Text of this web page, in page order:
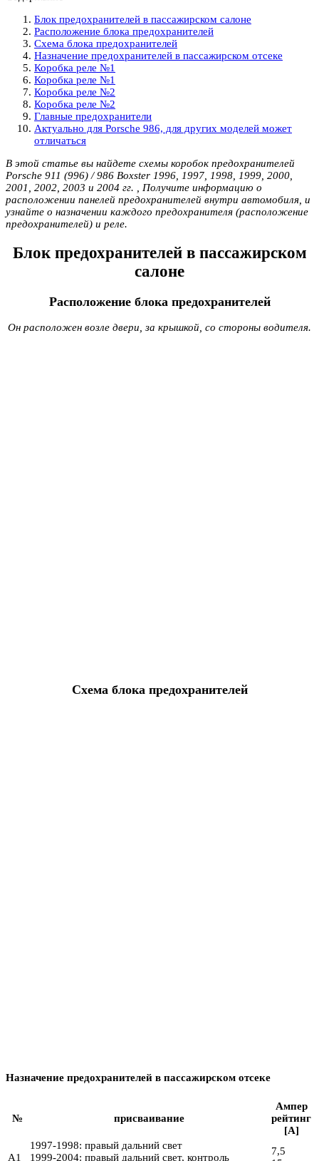
Блок предохранителей в пассажирском салоне
Расположение блока предохранителей
Схема блока предохранителей
Назначение предохранителей в пассажирском отсеке
Коробка реле №1
Коробка реле №1
Коробка реле №2
Коробка реле №2
Главные предохранители
Актуально для Porsche 986, для других моделей может
отличаться
В этой статье вы найдете схемы коробок предохранителей
Porsche 911 (996) / 986 Boxster 1996, 1997, 1998, 1999, 2000,
2001, 2002, 2003 и 2004 гг. , Получите информацию о
расположении панелей предохранителей внутри автомобиля, и
узнайте о назначении каждого предохранителя (расположение
предохранителей) и реле.
Блок предохранителей в пассажирском
салоне
Расположение блока предохранителей
Он расположен возле двери, за крышкой, со стороны водителя.
Схема блока предохранителей
Назначение предохранителей в пассажирском отсеке
№ присваивание
Ампер
рейтинг
[A]
A1
1997-1998: правый дальний свет
1999-2004: правый дальний свет, контроль
7,5